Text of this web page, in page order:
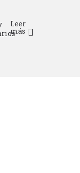
Leer
más